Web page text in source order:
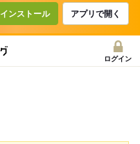
インストール アプリで開く
ログイン